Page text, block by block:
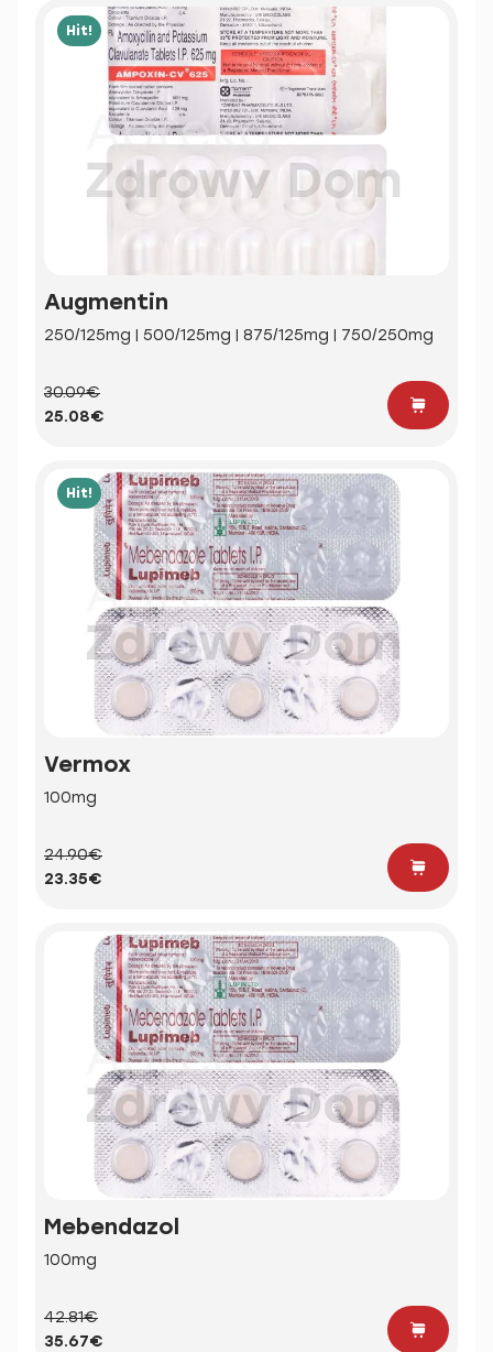
Hit!
Augmentin
250/125mg | 500/125mg | 875/125mg | 750/250mg
30.09€
25.08€
Hit!
Vermox
100mg
24.90€
23.35€
Mebendazol
100mg
42.81€
35.67€